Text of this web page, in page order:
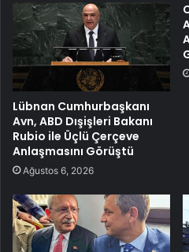
Lübnan Cumhurbaşkanı
Avn, ABD Dışişleri Bakanı
Rubio ile Üçlü Çerçeve
Anlaşmasını Görüştü
Ağustos 6, 2026